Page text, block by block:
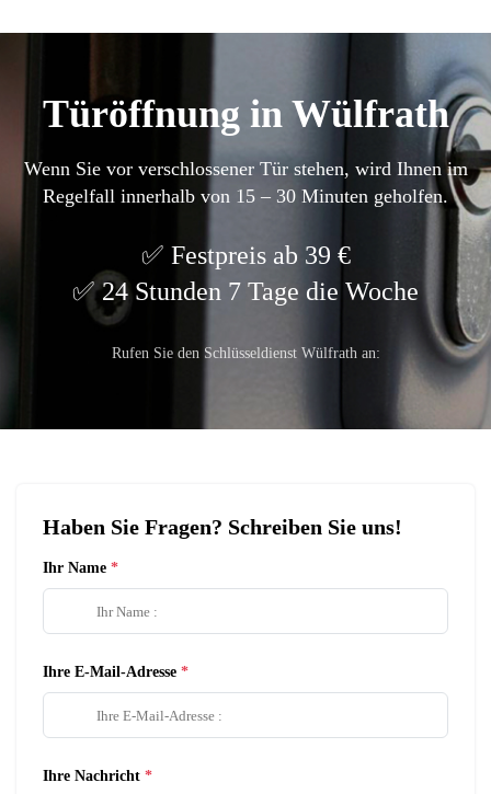
Türöffnung in Wülfrath
Wenn Sie vor verschlossener Tür stehen, wird Ihnen im
Regelfall innerhalb von 15 – 30 Minuten geholfen.
Festpreis ab 39 €
24 Stunden 7 Tage die Woche
Rufen Sie den Schlüsseldienst Wülfrath an:
Haben Sie Fragen? Schreiben Sie uns!
Ihr Name
Ihre E-Mail-Adresse
Ihre Nachricht